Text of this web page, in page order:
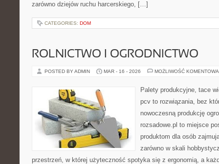
zarówno dziejów ruchu harcerskiego, […]
CATEGORIES: DOM
ROLNICTWO I OGRODNICTWO
POSTED BY ADMIN MAR - 16 - 2026 MOŻLIWOŚĆ
Palety produkcyjne, tace
pcv to rozwiązania, bez
nowoczesną produkcję
rozsadowe.pl to miejsce
produktom dla osób
zarówno w skali
przestrzeń, w której użyteczność spotyka się z ergonomią, a